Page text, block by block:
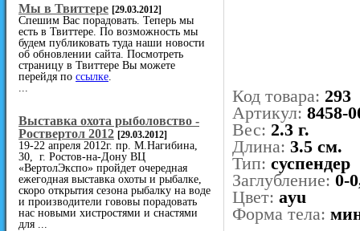
Мы в Твиттере [29.03.2012]
Спешим Вас порадовать. Теперь мы
есть в Твиттере. По возможность мы
будем публиковать туда наши новости
об обновлении сайта. Посмотреть
страницу в Твиттере Вы можете
перейдя по ссылке
Выставка охота рыболовство -
Роствертол 2012 [29.03.2012]
19-22 апреля 2012г. пр. М.Нагибина,
30, г. Ростов-на-Дону ВЦ
«ВертолЭкспо» пройдет очередная
ежегодная выставка охоты и рыбалке,
скоро открытия сезона рыбалку на воде
и производители гововы порадовать
нас новыми хистростями и снастями
для ...
Код товара: 293
Артикул: 8458-
Вес: 2.3 г.
Длина: 3.5 см.
Тип: суспендер
Заглубление: 0-
Цвет: ayu
Форма тела: